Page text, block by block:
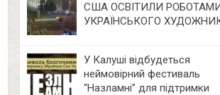
США ОСВІТИЛИ
УКРАЇНСЬКОГО
У Калуші відбудеться
неймовірний фестиваль
“Назламні” для підтримки